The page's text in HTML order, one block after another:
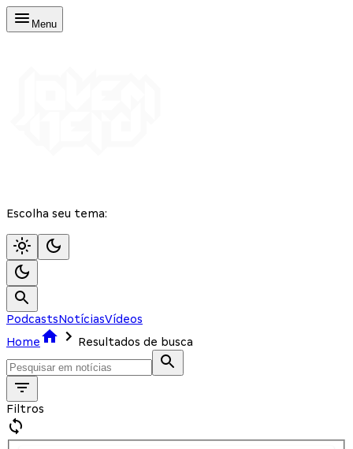
Menu
Escolha seu tema:
PodcastsNotíciasVídeos
Home
Resultados de busca
Filtros